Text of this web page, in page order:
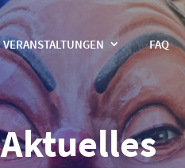
VERANSTALTUNGEN FAQ
Aktuelles